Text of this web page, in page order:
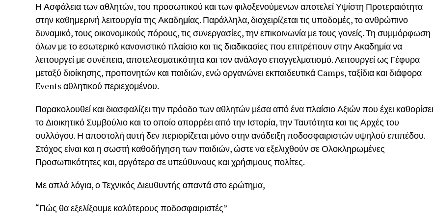
Η Ασφάλεια των αθλητών, του προσωπικού και των φιλοξενούμενων αποτελεί Υψίστη Προτεραιότητα
στην καθημερινή λειτουργία της Ακαδημίας. Παράλληλα, διαχειρίζεται τις υποδομές, το ανθρώπινο
δυναμικό, τους οικονομικούς πόρους, τις συνεργασίες, την επικοινωνία με τους γονείς. Τη συμμόρφωση
όλων με το εσωτερικό κανονιστικό πλαίσιο και τις διαδικασίες που επιτρέπουν στην Ακαδημία να
λειτουργεί με συνέπεια, αποτελεσματικότητα και τον ανάλογο επαγγελματισμό. Λειτουργεί ως Γέφυρα
μεταξύ διοίκησης, προπονητών και παιδιών, ενώ οργανώνει εκπαιδευτικά Camps, ταξίδια και διάφορα
Events αθλητικού περιεχομένου.
Παρακολουθεί και διασφαλίζει την πρόοδο των αθλητών μέσα από ένα πλαίσιο Αξιών που έχει καθορίσει
το Διοικητικό Συμβούλιο και το οποίο απορρέει από την Ιστορία, την Ταυτότητα και τις Αρχές του
συλλόγου. Η αποστολή αυτή δεν περιορίζεται μόνο στην ανάδειξη ποδοσφαιριστών υψηλού επιπέδου.
Στόχος είναι και η σωστή καθοδήγηση των παιδιών, ώστε να εξελιχθούν σε Ολοκληρωμένες
Προσωπικότητες και, αργότερα σε υπεύθυνους και χρήσιμους πολίτες.
Με απλά λόγια, ο Τεχνικός Διευθυντής απαντά στο ερώτημα,
“Πώς θα εξελίξουμε καλύτερους ποδοσφαιριστές”